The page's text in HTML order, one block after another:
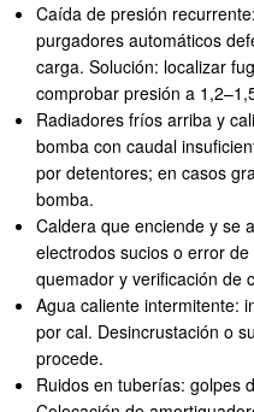
Caída de presión
purgadores automáticos
carga. Solución: localizar
comprobar presión a
Radiadores fríos arriba y
bomba con caudal
por detentores; en casos
bomba.
Caldera que enciende y se
electrodos sucios o error
quemador y verificación de
Agua caliente intermitente:
por cal. Desincrustación o
procede.
Ruidos en tuberías: golpes